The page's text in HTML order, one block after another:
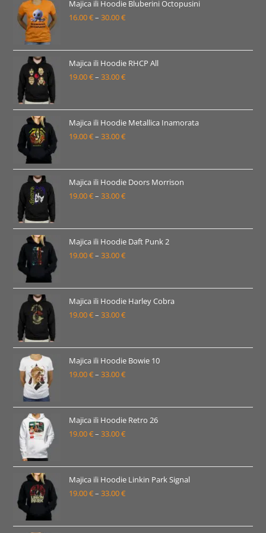
16.00 €
do
Majica ili Hoodie Bluberini Octopusini
16.00€– 30.00€Raspon
od
16.00 €
do
Majica ili Hoodie RHCP All
19.00€– 33.00€Raspon
od
19.00 €
do
Majica ili Hoodie Metallica Inamorata
19.00€– 33.00€Raspon
od
19.00 €
do
Majica ili Hoodie Doors Morrison
19.00€– 33.00€Raspon
od
19.00 €
do
Majica ili Hoodie Daft Punk 2
19.00€– 33.00€Raspon
od
19.00 €
do
Majica ili Hoodie Harley Cobra
19.00€– 33.00€Raspon
od
19.00 €
do
Majica ili Hoodie Bowie 10
19.00€– 33.00€Raspon
od
19.00 €
do
Majica ili Hoodie Retro 26
19.00€– 33.00€Raspon
od
19.00 €
do
Majica ili Hoodie Linkin Park Signal
19.00€– 33.00€Raspon
od